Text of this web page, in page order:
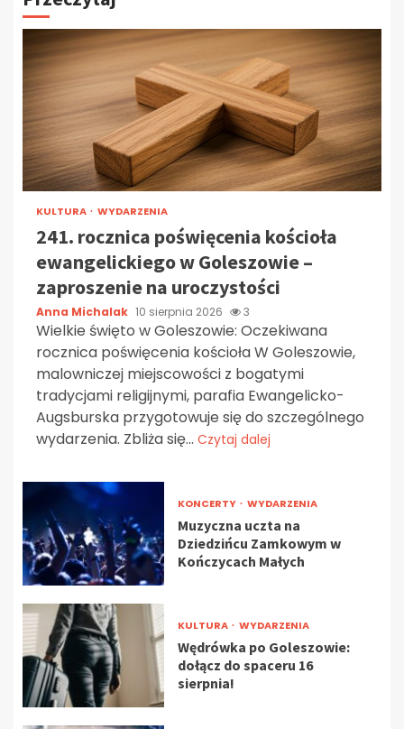
KULTURA WYDARZENIA
241. rocznica poświęcenia kościoła
ewangelickiego w Goleszowie –
zaproszenie na uroczystości
Anna Michalak 10 sierpnia 2026 3
Wielkie święto w Goleszowie: Oczekiwana
rocznica poświęcenia kościoła W Goleszowie,
malowniczej miejscowości z bogatymi
tradycjami religijnymi, parafia Ewangelicko-
Augsburska przygotowuje się do szczególnego
wydarzenia. Zbliża się... Czytaj dalej
KONCERTY WYDARZENIA
Muzyczna uczta na
Dziedzińcu Zamkowym w
Kończycach Małych
KULTURA WYDARZENIA
Wędrówka po Goleszowie:
dołącz do spaceru 16
sierpnia!